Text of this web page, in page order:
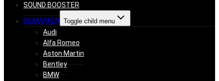
SOUND BOOSTER
BILMÄRKEN Toggle child menu
Audi
Alfa Romeo
Aston Martin
Bentley
BMW